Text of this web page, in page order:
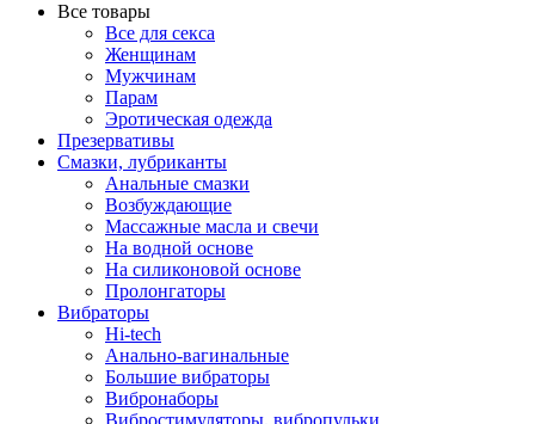
Все товары
Все для секса
Женщинам
Мужчинам
Парам
Эротическая одежда
Презервативы
Смазки, лубриканты
Анальные смазки
Возбуждающие
Массажные масла и свечи
На водной основе
На силиконовой основе
Пролонгаторы
Вибраторы
Hi-tech
Анально-вагинальные
Большие вибраторы
Вибронаборы